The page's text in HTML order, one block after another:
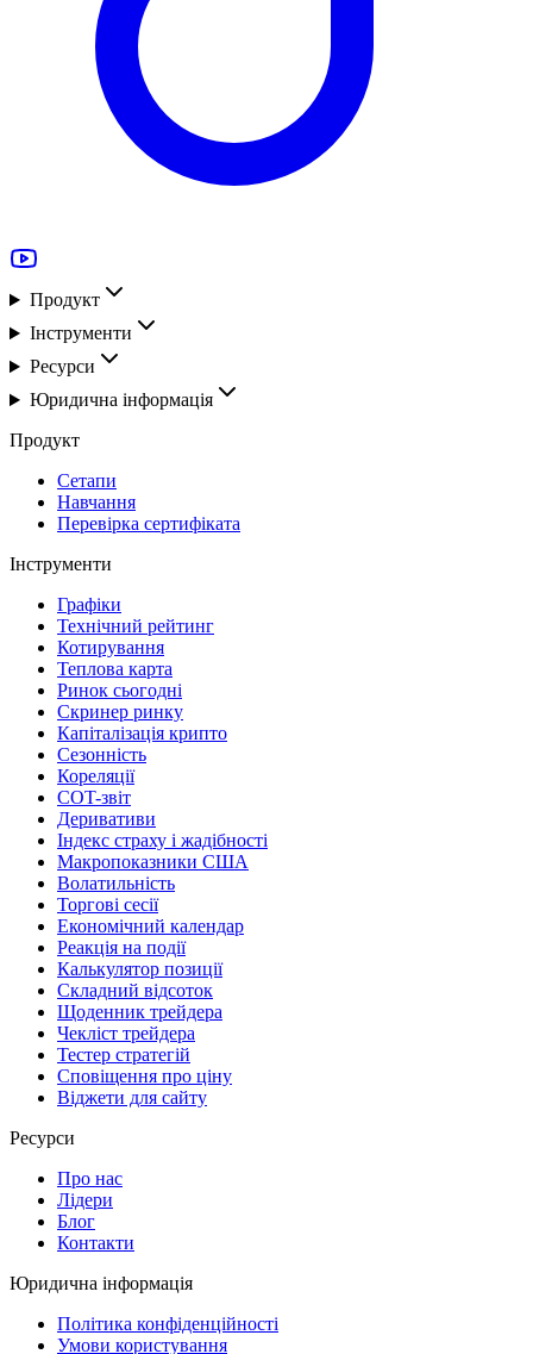
Продукт
Інструменти
Ресурси
Юридична інформація
Продукт
Сетапи
Навчання
Перевірка сертифіката
Інструменти
Графіки
Технічний рейтинг
Котирування
Теплова карта
Ринок сьогодні
Скринер ринку
Капіталізація крипто
Сезонність
Кореляції
COT-звіт
Деривативи
Індекс страху і жадібності
Макропоказники США
Волатильність
Торгові сесії
Економічний календар
Реакція на події
Калькулятор позиції
Складний відсоток
Щоденник трейдера
Чекліст трейдера
Тестер стратегій
Сповіщення про ціну
Віджети для сайту
Ресурси
Про нас
Лідери
Блог
Контакти
Юридична інформація
Політика конфіденційності
Умови користування